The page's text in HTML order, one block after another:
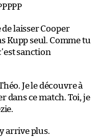
laisser Cooper
Kupp seul. Comme tu
sanction
Je le découvre à
dans ce match. Toi, je
arrive plus.